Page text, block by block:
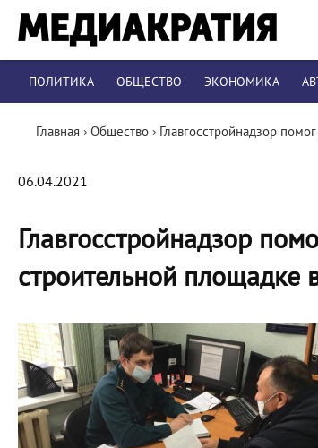
ПОЛИТИКА ОБЩЕСТВО ЭКОНОМИКА
Главная › Общество › Главгосстройнадзор
06.04.2021
Главгосстройнадзор
строительной